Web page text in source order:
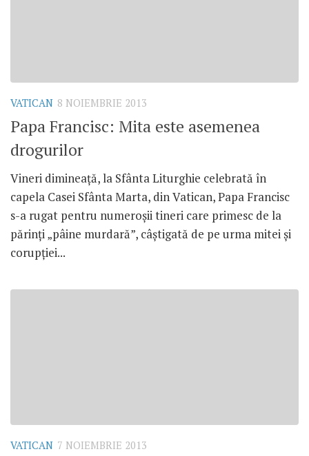
VATICAN 8 NOIEMBRIE 2013
Papa Francisc: Mita este asemenea
drogurilor
Vineri dimineaţă, la Sfânta Liturghie celebrată în
capela Casei Sfânta Marta, din Vatican, Papa Francisc
s-a rugat pentru numeroşii tineri care primesc de la
părinţi „pâine murdară”, câştigată de pe urma mitei şi
corupţiei...
VATICAN 7 NOIEMBRIE 2013